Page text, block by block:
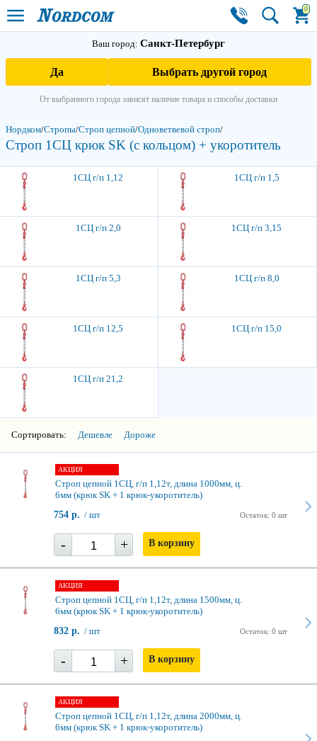
0
Ваш город: Санкт-Петербург
Да Выбрать другой город
От выбранного города зависят наличие товара и способы доставки
Нордком/Стропы/Строп цепной/Одноветвевой строп/
Строп 1СЦ крюк SK (с кольцом) + укоротитель
1СЦ г/п 1,12 1СЦ г/п 1,5
1СЦ г/п 2,0 1СЦ г/п 3,15
1СЦ г/п 5,3 1СЦ г/п 8,0
1СЦ г/п 12,5 1СЦ г/п 15,0
1СЦ г/п 21,2
Сортировать: Дешевле Дороже
АКЦИЯ
Строп цепной 1СЦ, г/п 1,12т, длина 1000мм, ц.
6мм (крюк SK + 1 крюк-укоротитель)
Остаток: 0 шт
754 р. / шт
- + В корзину
АКЦИЯ
Строп цепной 1СЦ, г/п 1,12т, длина 1500мм, ц.
6мм (крюк SK + 1 крюк-укоротитель)
Остаток: 0 шт
832 р. / шт
- + В корзину
АКЦИЯ
Строп цепной 1СЦ, г/п 1,12т, длина 2000мм, ц.
6мм (крюк SK + 1 крюк-укоротитель)